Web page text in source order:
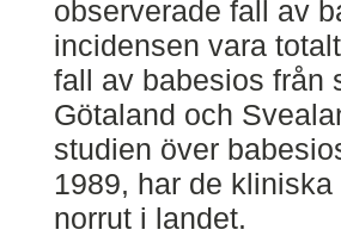
observerade fall av
incidensen vara
fall av babesios från
Götaland och
studien över
1989, har de
norrut i landet.